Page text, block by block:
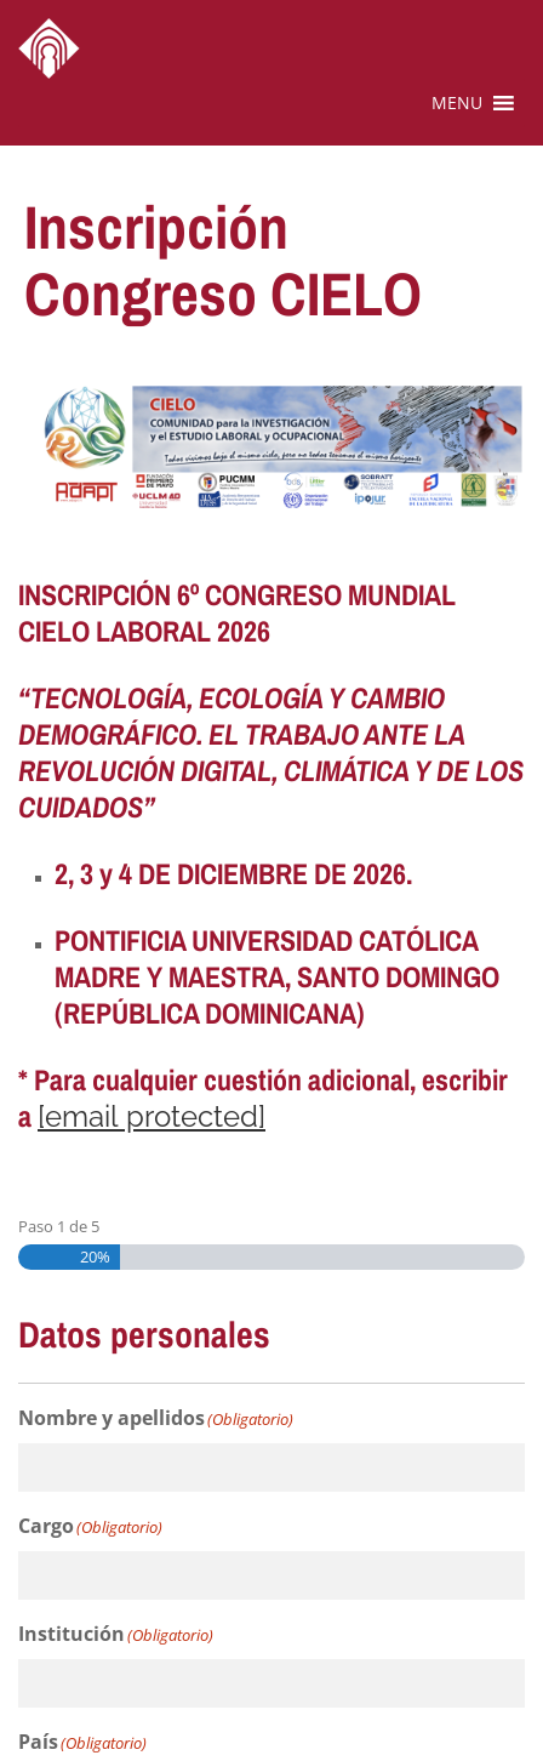
MENU
Inscripción
Congreso CIELO
INSCRIPCIÓN 6º CONGRESO MUNDIAL
CIELO LABORAL 2026
“TECNOLOGÍA, ECOLOGÍA Y CAMBIO
DEMOGRÁFICO. EL TRABAJO ANTE LA
REVOLUCIÓN DIGITAL, CLIMÁTICA Y DE LOS
CUIDADOS”
2, 3 y 4 DE DICIEMBRE DE 2026.
PONTIFICIA UNIVERSIDAD CATÓLICA
MADRE Y MAESTRA, SANTO DOMINGO
(REPÚBLICA DOMINICANA)
* Para cualquier cuestión adicional, escribir
a [email protected]
Paso 1 de 5
20%
Datos personales
Nombre y apellidos(Obligatorio)
Cargo(Obligatorio)
Institución(Obligatorio)
País(Obligatorio)